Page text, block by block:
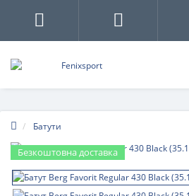
Батути
Безкоштовна доставка